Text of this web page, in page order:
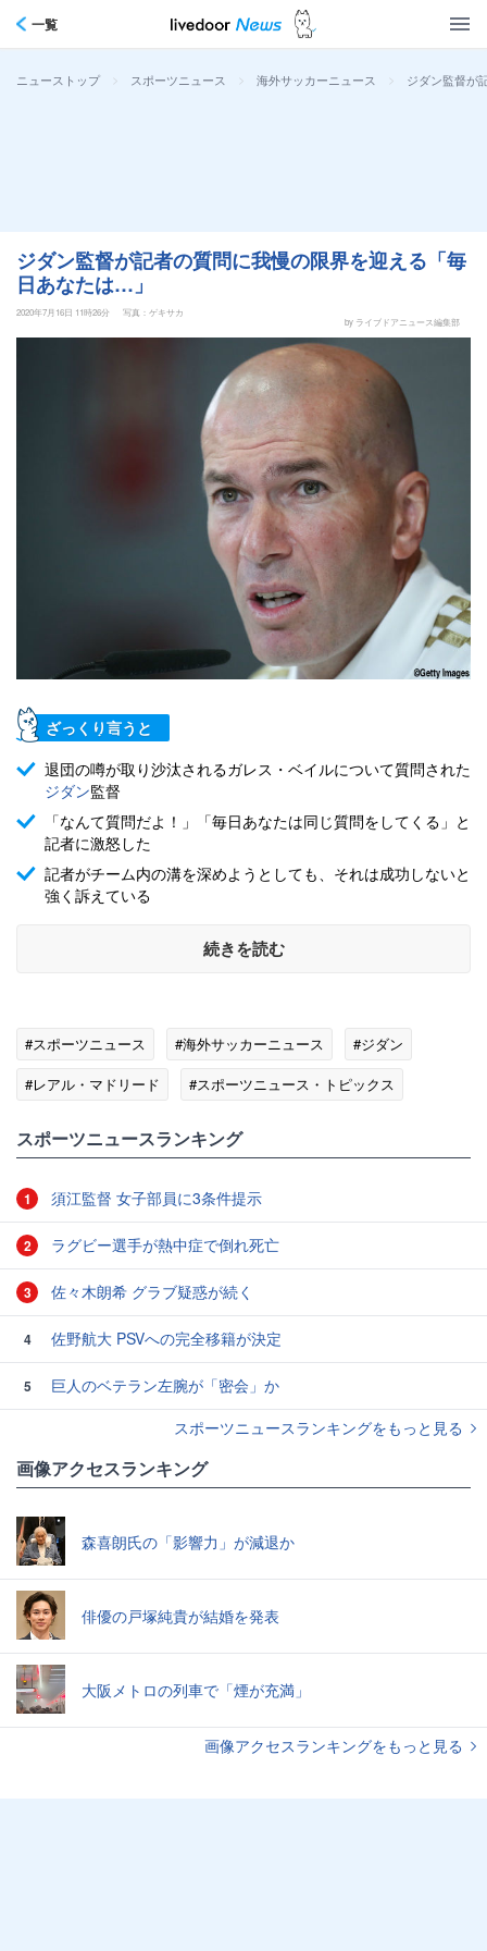
一覧
ニューストップ > スポーツニュース > 海外サッカーニュース > ジダン監督が
ジダン監督が記者の質問に我慢の限界を迎える「毎
日あなたは…」
2020年7月16日 11時26分
写真：ゲキサカ
by ライブドアニュース編集部
ざっくり言うと
退団の噂が取り沙汰されるガレス・ベイルについて質問された
ジダン監督
「なんて質問だよ！」「毎日あなたは同じ質問をしてくる」と
記者に激怒した
記者がチーム内の溝を深めようとしても、それは成功しないと
強く訴えている
続きを読む
#スポーツニュース #海外サッカーニュース
#ジダン
#レアル・マドリード
#スポーツニュース・トピックス
スポーツニュースランキング
1 須江監督 女子部員に3条件提示
2 ラグビー選手が熱中症で倒れ死亡
3 佐々木朗希 グラブ疑惑が続く
4 佐野航大 PSVへの完全移籍が決定
5
巨人のベテラン左腕が「密会」か
スポーツニュースランキングをもっと見る
画像アクセスランキング
森喜朗氏の「影響力」が減退か
俳優の戸塚純貴が結婚を発表
大阪メトロの列車で「煙が充満」
画像アクセスランキングをもっと見る